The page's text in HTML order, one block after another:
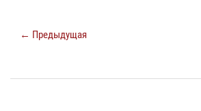
← Предыдущая